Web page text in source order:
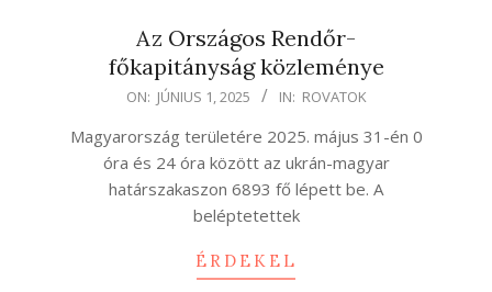
Az Országos Rendőr-
főkapitányság közleménye
01
ON: JÚNIUS 1, 2025 IN: ROVATOK
Magyarország területére 2025. május 31-én 0
óra és 24 óra között az ukrán-magyar
határszakaszon 6893 fő lépett be. A
beléptetettek
ÉRDEKEL